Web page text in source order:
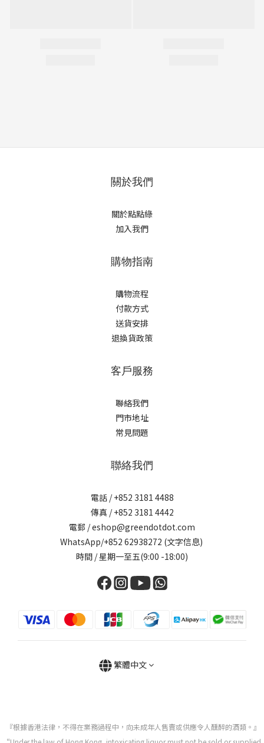
關於我們
關於點點綠
加入我們
購物指南
購物流程
付款方式
送貨安排
退換貨政策
客戶服務
聯絡我們
門市地址
常見問題
聯絡我們
電話 / +852 3181 4488
傳真 / +852 3181 4442
電郵 / eshop@greendotdot.com
WhatsApp/+852 62938272 (文字信息)
時間 / 星期一至五(9:00 -18:00)
繁體中文
『根據香港法律，不得在業務過程中，向未成年人售賣或供應令人醺醉的酒類。』